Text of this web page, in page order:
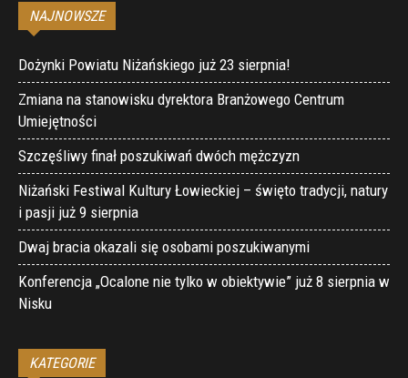
NAJNOWSZE
Dożynki Powiatu Niżańskiego już 23 sierpnia!
Zmiana na stanowisku dyrektora Branżowego Centrum
Umiejętności
Szczęśliwy finał poszukiwań dwóch mężczyzn
Niżański Festiwal Kultury Łowieckiej – święto tradycji, natury
i pasji już 9 sierpnia
Dwaj bracia okazali się osobami poszukiwanymi
Konferencja „Ocalone nie tylko w obiektywie” już 8 sierpnia w
Nisku
KATEGORIE